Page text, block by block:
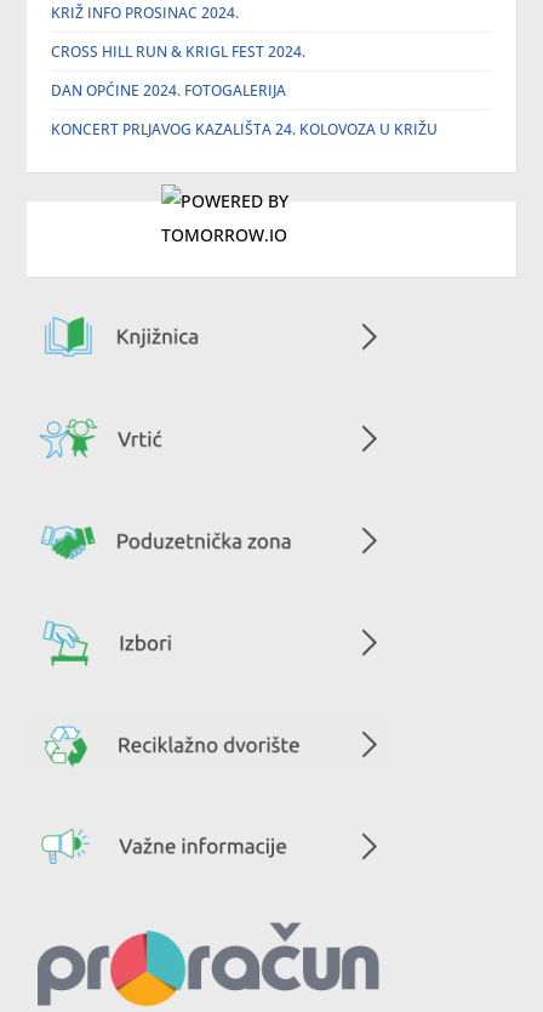
KRIŽ INFO PROSINAC 2024.
CROSS HILL RUN & KRIGL FEST 2024.
DAN OPĆINE 2024. FOTOGALERIJA
KONCERT PRLJAVOG KAZALIŠTA 24. KOLOVOZA U KRIŽU